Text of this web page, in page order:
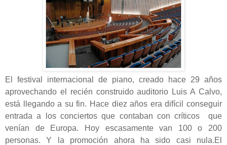
El festival internacional de piano, creado hace 29 años
aprovechando el recién construido auditorio Luis A Calvo,
está llegando a su fin. Hace diez años era difícil conseguir
entrada a los conciertos que contaban con críticos que
venían de Europa. Hoy escasamente van 100 o 200
personas. Y la promoción ahora ha sido casi nula.El